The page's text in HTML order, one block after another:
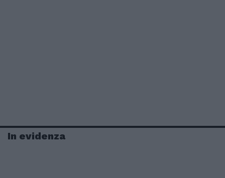
In evidenza